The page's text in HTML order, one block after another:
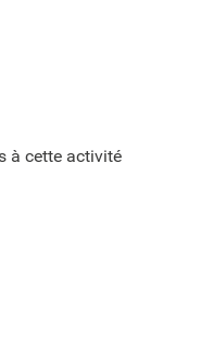
à cette activité